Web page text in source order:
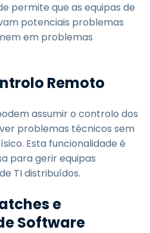
permite que as equipas de
potenciais problemas
em problemas
Remoto
assumir o controlo dos
problemas técnicos sem
Esta funcionalidade é
para gerir equipas
TI distribuídos.
e
Software